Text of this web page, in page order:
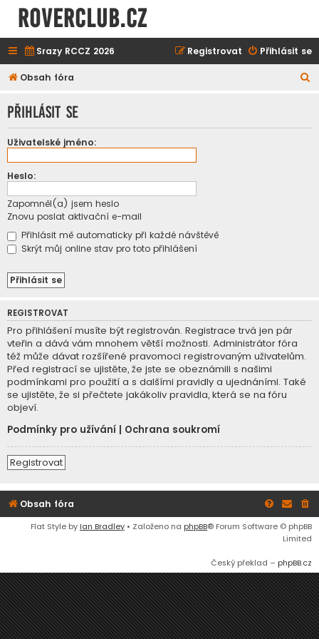
ROVERCLUB.cz
Srazy RCCZ 2026 Přihlásit se
Registrovat
Obsah fóra
d
Přihlásit se
Uživatelské jméno:
Heslo:
Zapomněl(a) jsem heslo
Znovu poslat aktivační e-mail
Přihlásit mě automaticky při každé návštěvě
Skrýt můj online stav pro toto přihlášení
REGISTROVAT
Pro přihlášení musíte být registrován. Registrace trvá jen pár
vteřin a dává vám mnohem větší možnosti. Administrátor fóra
též může dávat rozšířené pravomoci registrovaným uživatelům.
Před registrací se ujistěte, že jste se obeznámili s našimi
podmínkami pro použití a s dalšími pravidly a ujednáními. Také
se ujistěte, že si přečtete jakákoliv pravidla, která se na fóru
objeví.
Podmínky pro užívání
Ochrana soukromí
Registrovat
Obsah fóra
Flat Style by Ian Bradley • Založeno na phpBB® Forum Software © phpBB
Limited
Český překlad – phpBB.cz